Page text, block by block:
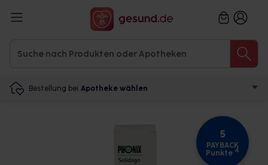
Bestellung bei Apotheke wählen
5
PAYBACK
Punkte 4